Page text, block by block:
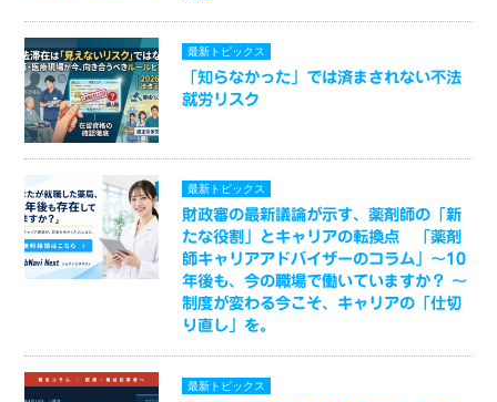
最新トピックス
「知らなかった」では済まされない不法
就労リスク
最新トピックス
財政審の最新議論が示す、薬剤師の「新
たな役割」とキャリアの転換点 「薬剤
師キャリアアドバイザーのコラム」～10
年後も、今の職場で働いていますか？ ～
制度が変わる今こそ、キャリアの「仕切
り直し」を。
最新トピックス